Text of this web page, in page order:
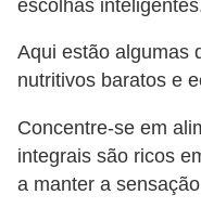
escolhas
Aqui estão algumas
nutritivos baratos e
Concentre-se em
integrais são ricos
a manter a